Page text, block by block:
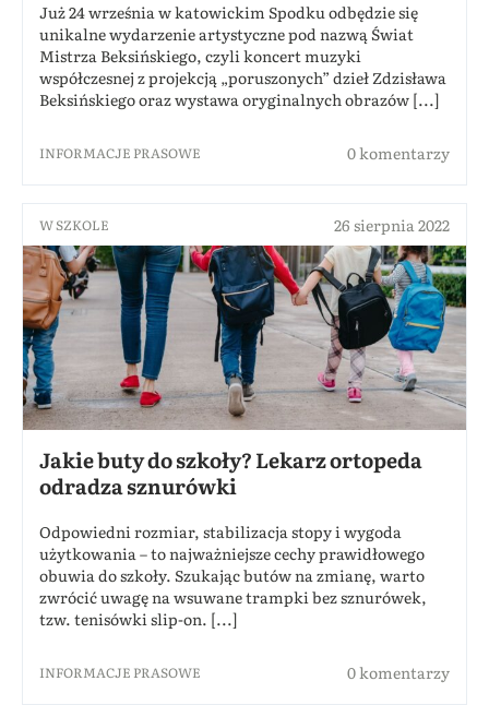
Już 24 września w katowickim Spodku odbędzie się
unikalne wydarzenie artystyczne pod nazwą Świat
Mistrza Beksińskiego, czyli koncert muzyki
współczesnej z projekcją „poruszonych” dzieł Zdzisława
Beksińskiego oraz wystawa oryginalnych obrazów [...]
INFORMACJE PRASOWE 0 komentarzy
W SZKOLE 26 sierpnia 2022
Jakie buty do szkoły? Lekarz ortopeda
odradza sznurówki
Odpowiedni rozmiar, stabilizacja stopy i wygoda
użytkowania – to najważniejsze cechy prawidłowego
obuwia do szkoły. Szukając butów na zmianę, warto
zwrócić uwagę na wsuwane trampki bez sznurówek,
tzw. tenisówki slip-on. [...]
INFORMACJE PRASOWE 0 komentarzy